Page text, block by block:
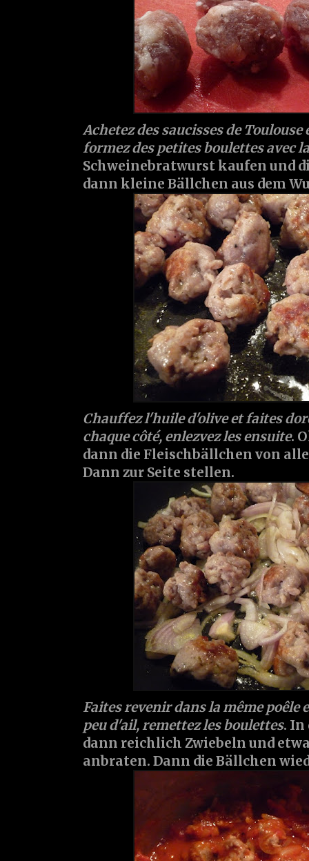
Achetez des saucisses de Toulouse
formez des petites boulettes avec
Schweinebratwurst kaufen und
dann kleine Bällchen aus dem
Chauffez l'huile d'olive et faites
chaque côté, enlezvez les ensuite.
dann die Fleischbällchen von
Dann zur Seite stellen.
Faites revenir dans la même poêle
peu d'ail, remettez les boulettes. In
dann reichlich Zwiebeln und
anbraten. Dann die Bällchen